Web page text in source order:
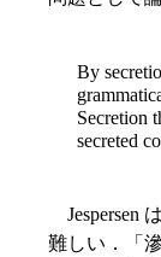
By
Secretion
secreted
Jespersen
難しい．「